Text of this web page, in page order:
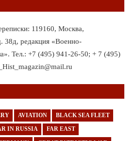
119160, Москва,
38д, редакция «Военно-
Тел.: +7 (495) 941-26-50; + 7 (495)
AVIATION BLACK SEA FLEET
IN RUSSIA FAR EAST